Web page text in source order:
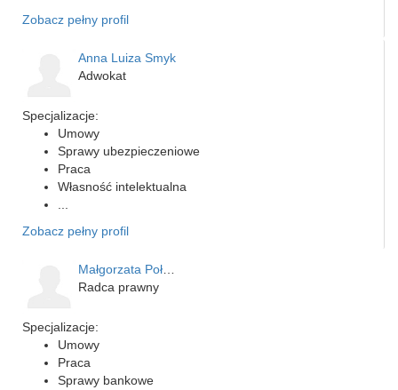
Zobacz pełny profil
Anna Luiza Smyk
Adwokat
Specjalizacje:
Umowy
Sprawy ubezpieczeniowe
Praca
Własność intelektualna
Zobacz pełny profil
Radca prawny
Specjalizacje:
Umowy
Praca
Sprawy bankowe